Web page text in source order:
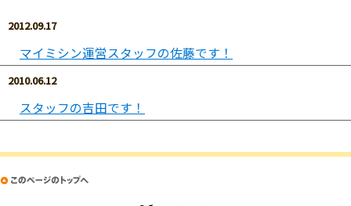
2012.09.17
マイミシン運営スタッフの佐藤です！
2010.06.12
スタッフの吉田です！